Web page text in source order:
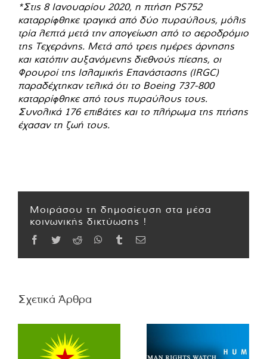
*Στις 8 Ιανουαρίου 2020, η πτήση PS752
καταρρίφθηκε τραγικά από δύο πυραύλους, μόλις
τρία λεπτά μετά την απογείωση από το αεροδρόμιο
της Τεχεράνης. Μετά από τρεις ημέρες άρνησης
και κατόπιν αυξανόμενης διεθνούς πίεσης, οι
Φρουροί της Ισλαμικής Επανάστασης (IRGC)
παραδέχτηκαν τελικά ότι το Boeing 737-800
καταρρίφθηκε από τους πυραύλους τους.
Συνολικά 176 επιβάτες και το πλήρωμα της πτήσης
έχασαν τη ζωή τους.
Μοιράσου τη δημοσίευση στα μέσα
κοινωνικής δικτύωσης !
Facebook
TwitterReddit WhatsApp
TumblrEmail
Σχετικά Άρθρα